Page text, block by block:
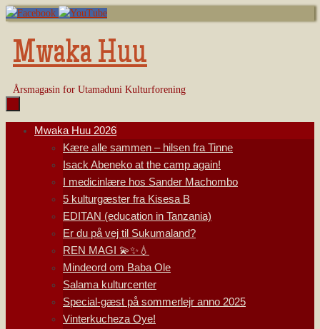
Skip
content
Mwaka Huu
Årsmagasin for Utamaduni Kulturforening
Mwaka Huu 2026
Kære alle sammen – hilsen fra Tinne
Isack Abeneko at the camp again!
I medicinlære hos Sander Machombo
5 kulturgæster fra Kisesa B
EDITAN (education in Tanzania)
Er du på vej til Sukumaland?
REN MAGI 💫✨💧
Mindeord om Baba Ole
Salama kulturcenter
Special-gæst på sommerlejr anno 2025
Vinterkucheza Oye!